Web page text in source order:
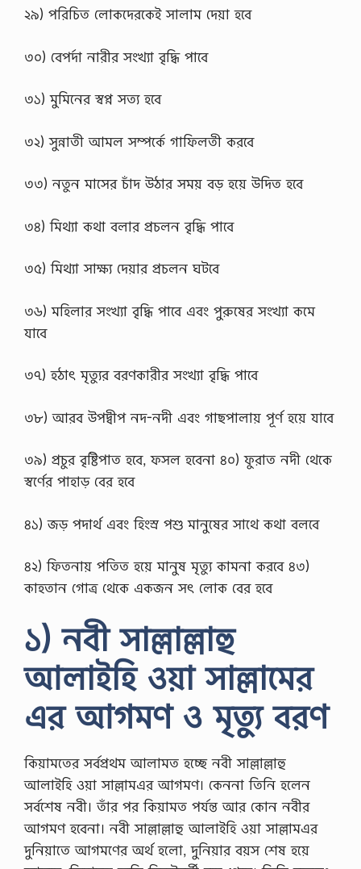
২৯) পরিচিত লোকদেরকেই সালাম দেয়া হবে
৩০) বেপর্দা নারীর সংখ্যা বৃদ্ধি পাবে
৩১) মুমিনের স্বপ্ন সত্য হবে
৩২) সুন্নাতী আমল সম্পর্কে গাফিলতী করবে
৩৩) নতুন মাসের চাঁদ উঠার সময় বড় হয়ে উদিত হবে
৩৪) মিথ্যা কথা বলার প্রচলন বৃদ্ধি পাবে
৩৫) মিথ্যা সাক্ষ্য দেয়ার প্রচলন ঘটবে
৩৬) মহিলার সংখ্যা বৃদ্ধি পাবে এবং পুরুষের সংখ্যা কমে
যাবে
৩৭) হঠাৎ মৃত্যুর বরণকারীর সংখ্যা বৃদ্ধি পাবে
৩৮) আরব উপদ্বীপ নদ-নদী এবং গাছপালায় পূর্ণ হয়ে যাবে
৩৯) প্রচুর বৃষ্টিপাত হবে, ফসল হবেনা ৪০) ফুরাত নদী থেকে
স্বর্ণের পাহাড় বের হবে
৪১) জড় পদার্থ এবং হিংস্র পশু মানুষের সাথে কথা বলবে
৪২) ফিতনায় পতিত হয়ে মানুষ মৃত্যু কামনা করবে ৪৩)
কাহতান গোত্র থেকে একজন সৎ লোক বের হবে
১) নবী সাল্লাল্লাহু
আলাইহি ওয়া সাল্লামের
এর আগমণ ও মৃত্যু বরণ
কিয়ামতের সর্বপ্রথম আলামত হচ্ছে নবী সাল্লাল্লাহু
আলাইহি ওয়া সাল্লামএর আগমণ। কেননা তিনি হলেন
সর্বশেষ নবী। তাঁর পর কিয়ামত পর্যন্ত আর কোন নবীর
আগমণ হবেনা। নবী সাল্লাল্লাহু আলাইহি ওয়া সাল্লামএর
দুনিয়াতে আগমণের অর্থ হলো, দুনিয়ার বয়স শেষ হয়ে